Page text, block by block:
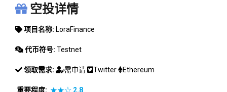
空投详情
项目名称: LoraFinance
代币符号: Testnet
领取需求: 需申请 Twitter Ethereum
重要程度: ★★☆ 2.8